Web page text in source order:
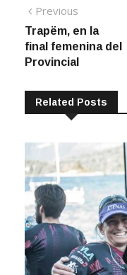
Navegación
de
entradas
Previous
post:
Trapëm, en la
final femenina del
Provincial
Related Posts